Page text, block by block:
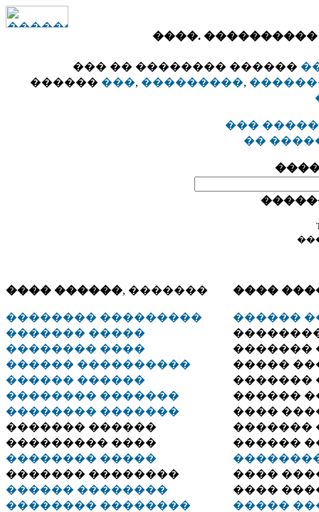
����.
��� �� �������� ������
������ ���, ���������,
���
��
���� ������, �������
�������� ���������
������� �����
�������� ����
������ ����������
������ ������
�������� �������
�������� �������
������� ������
��������� ����
�������� �����
������� ��������
������ ��������
�������� ��������
����
������
�������
�����
�������
������
����
�������
������
����
����
�����